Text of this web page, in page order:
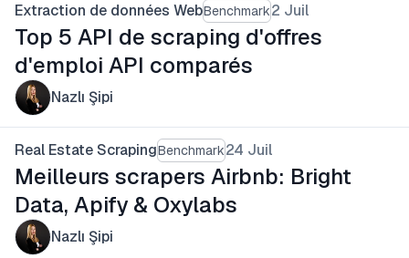
Extraction de données WebBenchmark2 Juil
Top 5 API de scraping d'offres
d'emploi API comparés
Nazlı Şipi
Real Estate ScrapingBenchmark24 Juil
Meilleurs scrapers Airbnb: Bright
Data, Apify & Oxylabs
Nazlı Şipi